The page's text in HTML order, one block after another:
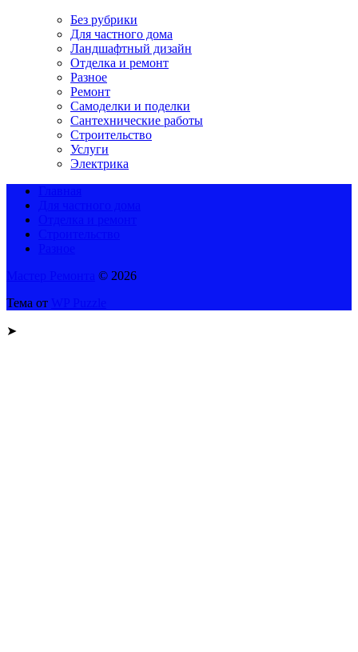
Без рубрики
Для частного дома
Ландшафтный дизайн
Отделка и ремонт
Разное
Ремонт
Самоделки и поделки
Сантехнические работы
Строительство
Услуги
Электрика
© 2026
Тема от
➤